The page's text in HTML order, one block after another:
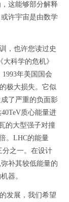
这能够部分解释
许宇宙是由数学
，也许您读过史
科学的危机》
年美国国会
极大损失。它似
了严重的负面影
质心能量进
的大型强子对撞
。LHC的能量
分之一。在设计
补其较低能量的
器。
发展，我们希望